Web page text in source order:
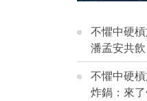
不懼中硬
潘孟安共飲
不懼中硬
炸鍋：來